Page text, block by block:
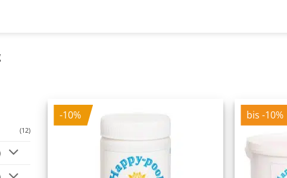
(12)
-10% bis -10%